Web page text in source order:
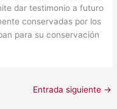
dar testimonio a futuro
conservadas por los
para su conservación
Entrada siguiente →